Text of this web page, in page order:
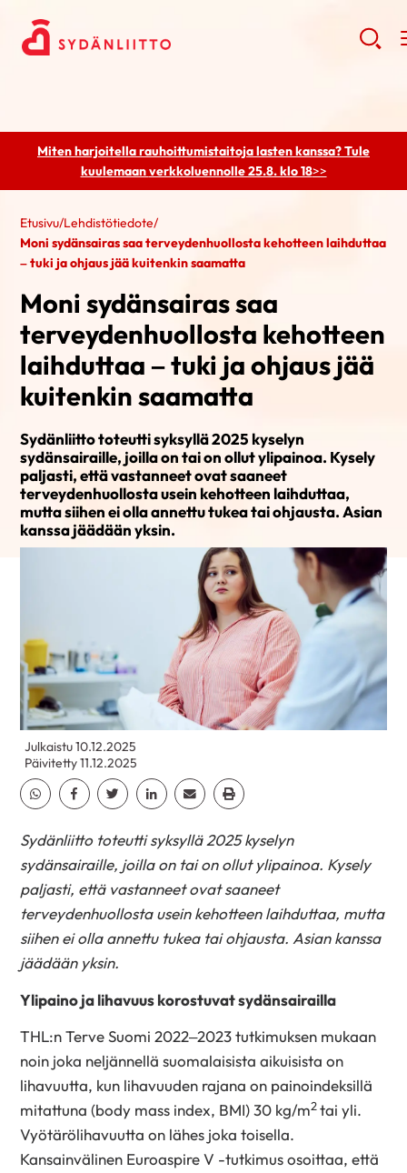
Miten harjoitella rauhoittumistaitoja lasten kanssa? Tule
kuulemaanverkkoluennolle 25.8. klo 18>>
Etusivu/Lehdistötiedote/
Moni sydänsairas saa terveydenhuollosta kehotteen laihduttaa
– tuki ja ohjaus jää kuitenkin saamatta
Moni sydänsairas saa
terveydenhuollosta kehotteen
laihduttaa – tuki ja ohjaus jää
kuitenkin saamatta
Sydänliitto toteutti syksyllä 2025 kyselyn
sydänsairaille, joilla on tai on ollut ylipainoa. Kysely
paljasti, että vastanneet ovat saaneet
terveydenhuollosta usein kehotteen laihduttaa,
mutta siihen ei olla annettu tukea tai ohjausta. Asian
kanssa jäädään yksin.
Julkaistu 10.12.2025
Päivitetty 11.12.2025
Jaa Whatsapp
Jaa Facebook
Jaa TwitterJaa Linkedin
Jaa EmailJaa Print
Sydänliitto toteutti syksyllä 2025 kyselyn
sydänsairaille, joilla on tai on ollut ylipainoa. Kysely
paljasti, että vastanneet ovat saaneet
terveydenhuollosta usein kehotteen laihduttaa, mutta
siihen ei olla annettu tukea tai ohjausta. Asian kanssa
jäädään yksin.
Ylipaino ja lihavuus korostuvat sydänsairailla
THL:n Terve Suomi 2022–2023 tutkimuksen mukaan
noin joka neljännellä suomalaisista aikuisista on
lihavuutta, kun lihavuuden rajana on painoindeksillä
mitattuna (body mass index, BMI) 30 kg/m2tai yli.
Vyötärölihavuutta on lähes joka toisella.
Kansainvälinen Euroaspire V -tutkimus osoittaa, että